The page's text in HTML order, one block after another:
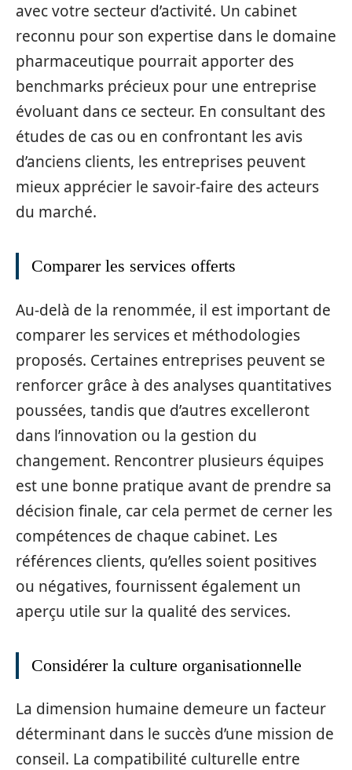
avec votre secteur d’activité. Un cabinet
reconnu pour son expertise dans le domaine
pharmaceutique pourrait apporter des
benchmarks précieux pour une entreprise
évoluant dans ce secteur. En consultant des
études de cas ou en confrontant les avis
d’anciens clients, les entreprises peuvent
mieux apprécier le savoir-faire des acteurs
du marché.
Comparer les services offerts
Au-delà de la renommée, il est important de
comparer les services et méthodologies
proposés. Certaines entreprises peuvent se
renforcer grâce à des analyses quantitatives
poussées, tandis que d’autres excelleront
dans l’innovation ou la gestion du
changement. Rencontrer plusieurs équipes
est une bonne pratique avant de prendre sa
décision finale, car cela permet de cerner les
compétences de chaque cabinet. Les
références clients, qu’elles soient positives
ou négatives, fournissent également un
aperçu utile sur la qualité des services.
Considérer la culture organisationnelle
La dimension humaine demeure un facteur
déterminant dans le succès d’une mission de
conseil. La compatibilité culturelle entre